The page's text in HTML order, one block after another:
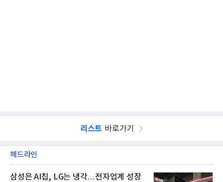
리스트 바로가기
헤드라인
삼성은 AI칩, LG는 냉각…전자업계 성장